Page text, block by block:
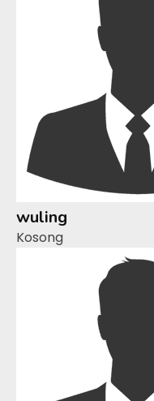
wuling
Kosong